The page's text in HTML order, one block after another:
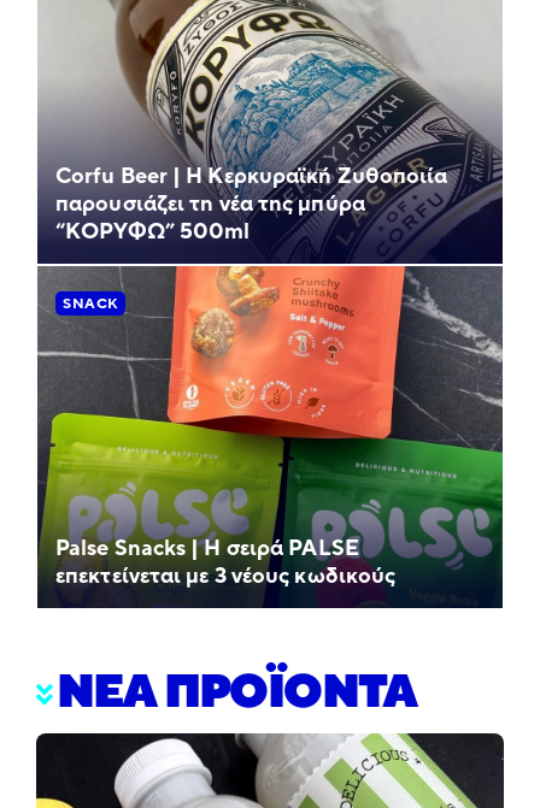
Corfu Beer | Η Κερκυραϊκή Ζυθοποιία
παρουσιάζει τη νέα της μπύρα
“ΚΟΡΥΦΩ” 500ml
SNACK
Palse Snacks | Η σειρά PALSE
επεκτείνεται με 3 νέους κωδικούς
ΝΕΑ ΠΡΟΪΟΝΤΑ